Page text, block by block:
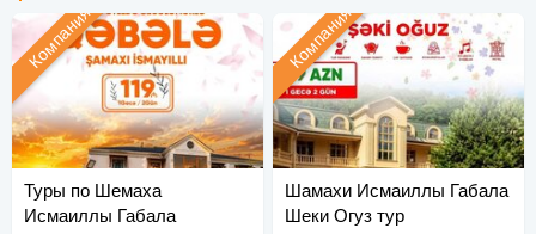
Туры по Шемаха
Исмаиллы Габала
Компания
Шамахи Исмаиллы Габала
Шеки Огуз тур
Компания